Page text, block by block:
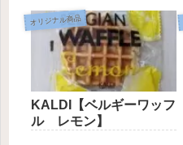
オリジナル商品
KALDI【ベルギーワッフ
ル レモン】